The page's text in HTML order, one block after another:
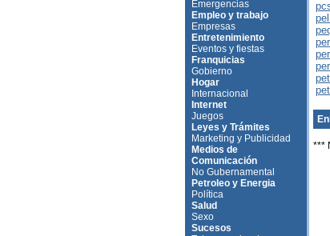
Emergencias
Empleo y trabajo
Empresas
Entretenimiento
Eventos y fiestas
Franquicias
Gobierno
Hogar
Internacional
Internet
Juegos
Leyes y Trámites
Marketing y Publicidad
Medios de
Comunicación
No Gubernamental
Petroleo y Energia
Política
Salud
Sexo
Sucesos
***